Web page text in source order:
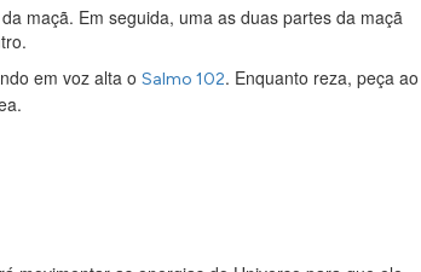
maçã. Em seguida, uma as duas partes da maçã
em voz alta o Salmo 102. Enquanto reza, peça ao